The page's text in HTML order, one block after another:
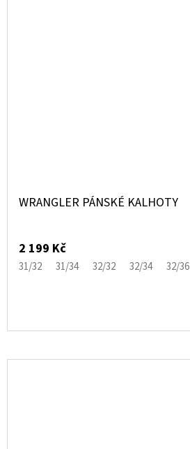
WRANGLER PÁNSKÉ KALHOTY
2 199 Kč
31/32 31/34 32/32 32/34 32/36